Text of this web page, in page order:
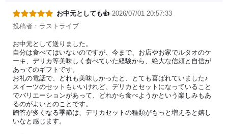
お中元としても👍 2026/07/01 20:57:33
投稿者：ラストライブ
お中元として送りました。
自分は食べてはいないのですが、今まで、お店やお家でルタオのケ
ーキ、デリカ等美味しく食べていた経験から、絶大な信頼と自信が
あってのギフトです。
お礼の電話で、どれも美味しかったと、とても喜ばれていました♪
スイーツのセットもいいけれど、デリカとセットになっていること
でバリエーションがあって、どれから食べようかという楽しみもあ
るのがよいとのことです。
贈答が多くなる季節は、デリカセットの種類がもっと増えると嬉し
いなと感じます。